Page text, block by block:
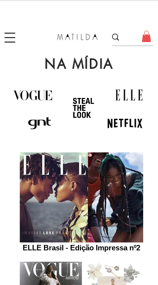
NA MÍDIA
ELLE Brasil - Edição Impressa nº2